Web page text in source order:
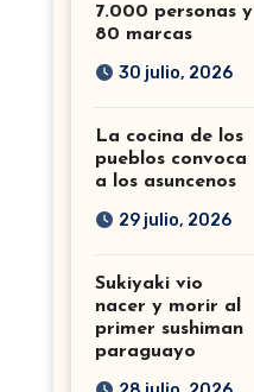
7.000 personas y
80 marcas
30 julio, 2026
La cocina de los
pueblos convoca
a los asuncenos
29 julio, 2026
Sukiyaki vio
nacer y morir al
primer sushiman
paraguayo